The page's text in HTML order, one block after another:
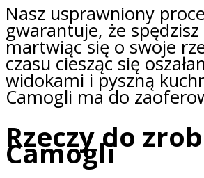
Nasz usprawniony
gwarantuje, że
martwiąc się o swoje
czasu ciesząc się
widokami i pyszną
Camogli ma do
Rzeczy do
Camogli